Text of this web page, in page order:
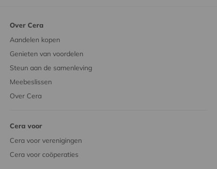
Over Cera
Aandelen kopen
Genieten van voordelen
Steun aan de samenleving
Meebeslissen
Over Cera
Cera voor
Cera voor verenigingen
Cera voor coöperaties